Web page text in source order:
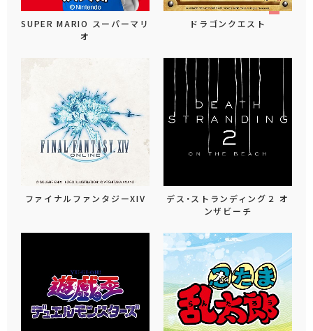
SUPER MARIO スーパーマリ
オ
ドラゴンクエスト
ファイナルファンタジーXIV
デス・ストランディング２ オ
ンザビーチ